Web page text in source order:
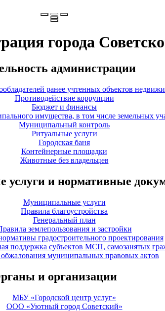
города
администрации
ранее учтенных объектов
Противодействие коррупции
Бюджет и финансы
имущества, в том числе земельных
Муниципальный контроль
Ритуальные услуги
Городская баня
Контейнерные площадки
Животные без владельцев
и нормативные
Муниципальные услуги
Правила благоустройства
Генеральный план
землепользования и застройки
градостроительного проектирования
поддержка субъектов МСП, самозанятых
муниципальных правовых актов
и организации
МБУ «Городской центр услуг»
ООО «Уютный город Советский»